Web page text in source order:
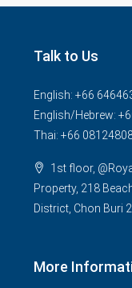
Talk to Us
English: +66
English/Hebrew:
Thai: +66
1st floor,
Property, 218
District, Chon Buri
More